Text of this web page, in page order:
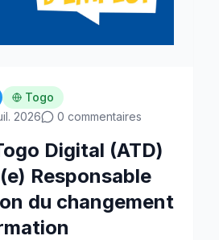
Togo
2026
0 commentaires
Digital (ATD)
Responsable
du changement